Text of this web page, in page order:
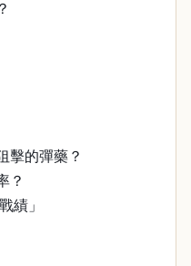
擊的彈藥？
？
績」